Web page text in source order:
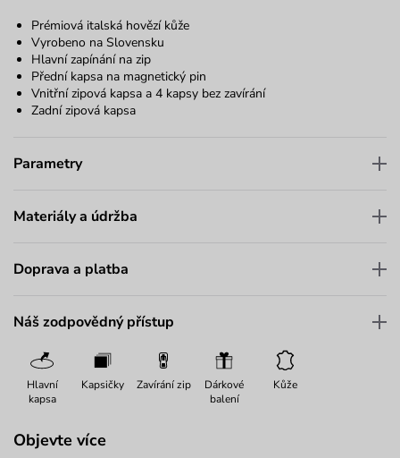
Prémiová italská hovězí kůže
Vyrobeno na Slovensku
Hlavní zapínání na zip
Přední kapsa na magnetický pin
Vnitřní zipová kapsa a 4 kapsy bez zavírání
Zadní zipová kapsa
Parametry
Materiály a údržba
Doprava a platba
Náš zodpovědný přístup
Hlavní
kapsa
Kapsičky Zavírání zip
Dárkové
balení
Kůže
Objevte více